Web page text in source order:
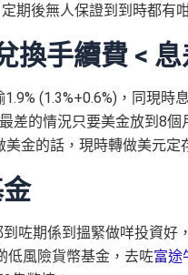
期後無人保證到到時都有
換手續費 <
(1.3%+0.6%)，同現時
差的情況只要美金放到8
金的話，現時轉做美元定
咗期係到搵緊做咩投資
低風險貨幣基金，去咗富途